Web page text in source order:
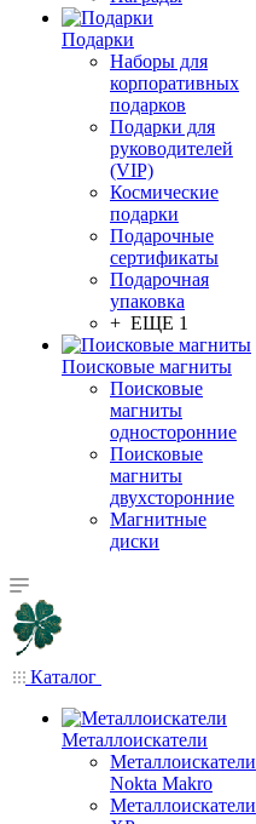
Подарки
Наборы для
корпоративных
подарков
Подарки для
руководителей
(VIP)
Космические
подарки
Подарочные
сертификаты
Подарочная
упаковка
+ ЕЩЕ 1
Поисковые магниты
Поисковые
магниты
односторонние
Поисковые
магниты
двухсторонние
Магнитные
диски
Каталог
Металлоискатели
Металлоискатели
Nokta Makro
Металлоискатели